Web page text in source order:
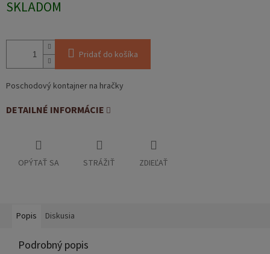
cena:
SKLADOM
Pridať do košíka
Poschodový kontajner na hračky
DETAILNÉ INFORMÁCIE
OPÝTAŤ SA STRÁŽIŤ ZDIEĽAŤ
Popis Diskusia
Podrobný popis